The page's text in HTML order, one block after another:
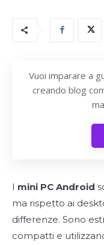
Vuoi imparare a
creando blog
I mini PC Android
ma rispetto ai
differenze. Sono
compatti e